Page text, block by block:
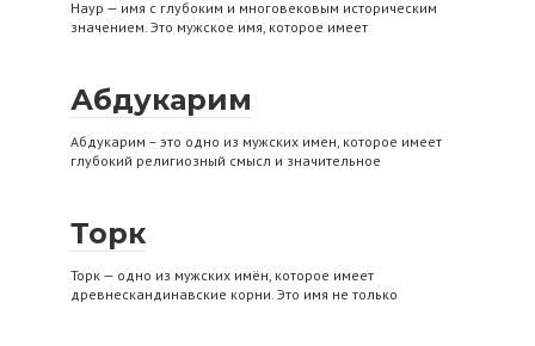
Наур — имя с глубоким и многовековым историческим
значением. Это мужское имя, которое имеет
Абдукарим
Абдукарим – это одно из мужских имен, которое имеет
глубокий религиозный смысл и значительное
Торк
Торк — одно из мужских имён, которое имеет
древнескандинавские корни. Это имя не только